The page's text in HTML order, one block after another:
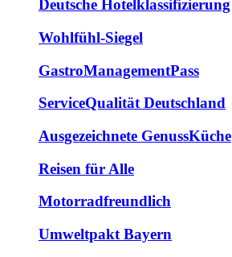
Deutsche Hotelklassifizierung
Wohlfühl-Siegel
GastroManagementPass
ServiceQualität Deutschland
Ausgezeichnete GenussKüche
Reisen für Alle
Motorradfreundlich
Umweltpakt Bayern